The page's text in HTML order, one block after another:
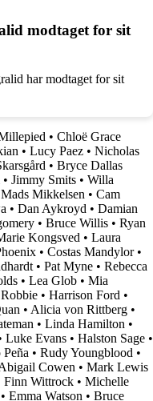
modtaget for sit
har modtaget for sit
• Chloë Grace
• Lucy Paez • Nicholas
• Bryce Dallas
• Jimmy Smits • Willa
Mads Mikkelsen • Cam
• Dan Aykroyd • Damian
• Bruce Willis • Ryan
Kongsved • Laura
• Costas Mandylor•
• Pat Myne • Rebecca
• Lea Glob • Mia
• Harrison Ford •
• Alicia von Rittberg •
• Linda Hamilton •
Luke Evans • Halston Sage •
• Rudy Youngblood •
Cowen • Mark Lewis
Finn Wittrock • Michelle
• Emma Watson • Bruce